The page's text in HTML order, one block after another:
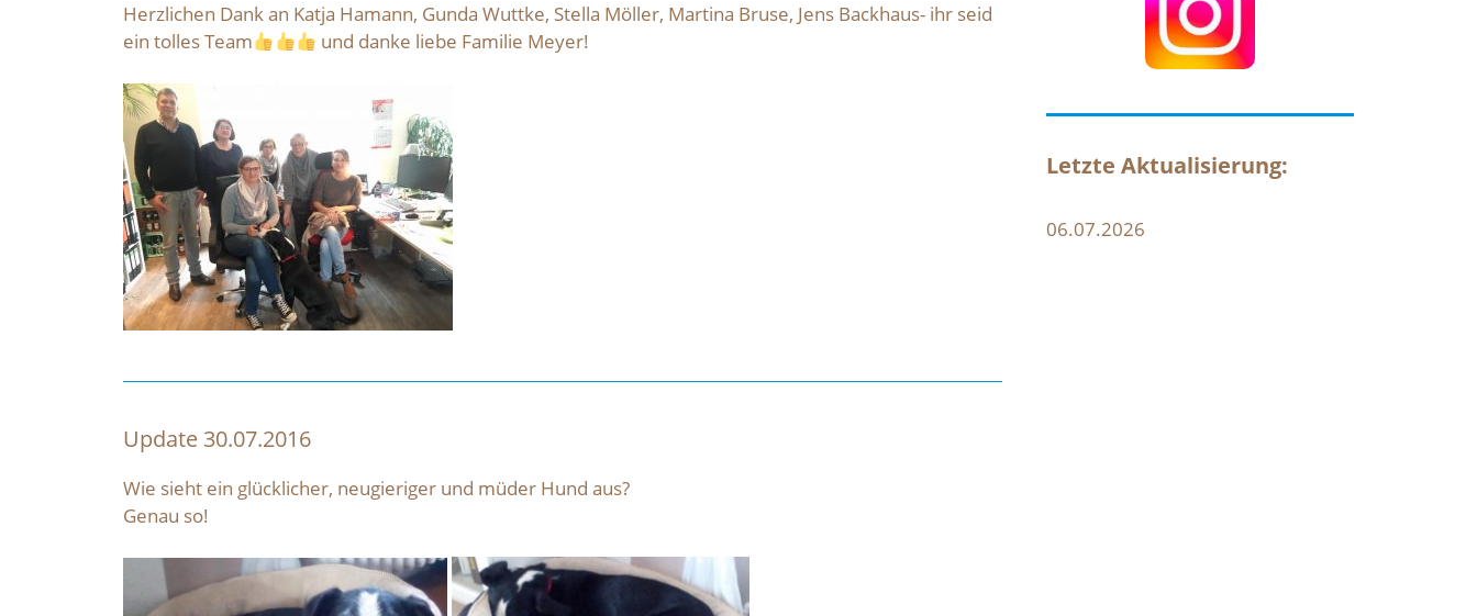
Herzlichen Dank an Katja Hamann, Gunda Wuttke, Stella Möller, Martina Bruse, Jens Backhaus- ihr seid
ein tolles Team
und danke liebe Familie Meyer!
Update 30.07.2016
Wie sieht ein glücklicher, neugieriger und müder Hund aus?
Genau so!
Letzte Aktualisierung:
06.07.2026